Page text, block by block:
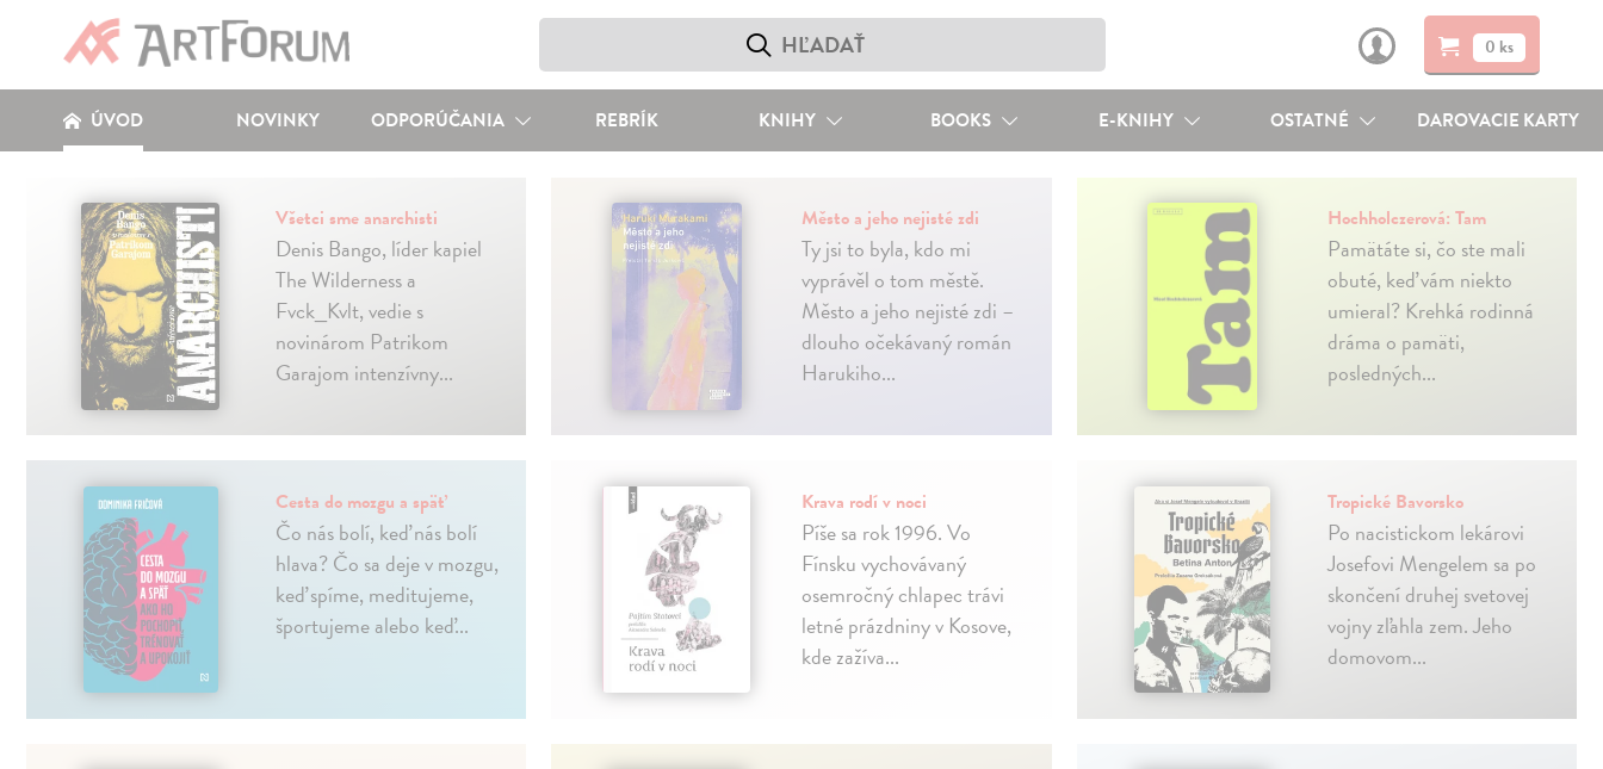
0 ks
ÚVOD NOVINKY ODPORÚČANIA REBRÍK KNIHY BOOKS E-KNIHY OSTATNÉ DAROVACIE KARTY
Všetci sme anarchisti
Denis Bango, líder kapiel
The Wilderness a
Fvck_Kvlt, vedie s
novinárom Patrikom
Garajom intenzívny...
Město a jeho nejisté zdi
Ty jsi to byla, kdo mi
vyprávěl o tom městě.
Město a jeho nejisté zdi –
dlouho očekávaný román
Harukiho...
Hochholczerová: Tam
Pamätáte si, čo ste mali
obuté, keď vám niekto
umieral? Krehká rodinná
dráma o pamäti,
posledných...
Cesta do mozgu a späť
Čo nás bolí, keď nás bolí
hlava? Čo sa deje v mozgu,
keď spíme, meditujeme,
športujeme alebo keď...
Krava rodí v noci
Píše sa rok 1996. Vo
Fínsku vychovávaný
osemročný chlapec trávi
letné prázdniny v Kosove,
kde zažíva...
Tropické Bavorsko
Po nacistickom lekárovi
Josefovi Mengelem sa po
skončení druhej svetovej
vojny zľahla zem. Jeho
domovom...